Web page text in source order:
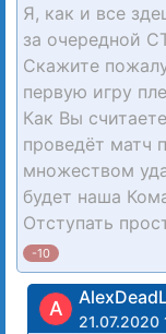
Я, как и все
за очередной
Скажите
первую игру
Как Вы
проведёт матч
множеством
будет наша
Отступать
-10
A
21.07.2020